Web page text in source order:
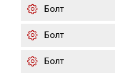
Болт
Болт
Болт